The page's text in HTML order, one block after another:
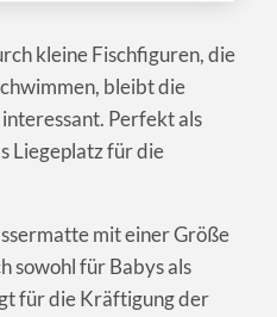
kleine Fischfiguren, die
bleibt die
Perfekt als
Liegeplatz für die
mit einer Größe
sowohl für Babys als
für die Kräftigung der